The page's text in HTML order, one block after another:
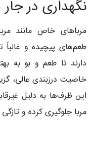
نگهداری در
مرباهای خاص مانند
طعم‌های پیچیده و غالباً
دارند تا طعم و بو به
خاصیت درزبندی عالی،
این ظرف‌ها به دلیل
مربا جلوگیری کرده و